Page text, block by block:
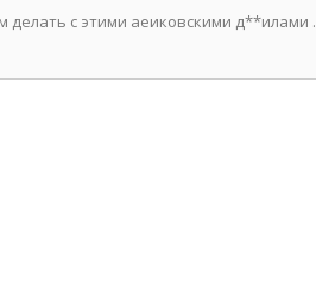
делать с этими аеиковскими д**илами .